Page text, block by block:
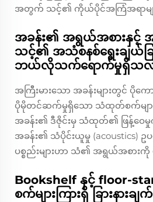
အတွက် သင့်၏ ကိုယ်ပိုင်အကြံအရာမျာ
အခန်း၏ အရွယ်အစားနှင့်
သင့်၏ အသံစနစ်ရွေးချယ်
ဘယ်လိုသက်ရောက်မှုရှိသ
အကြီးမားသော အခန်းများတွင် ပိုက
ပိုမိုတင်ဆက်မှုရှိသော သံထုတ်စက်မျ
အခန်း၏ ဒီဇိုင်းမှ သံထုတ်၏ ဖြန့်ဝေမှု
အခန်း၏ သံပိုင်းယူမှု (acoustics)
ပစ္စည်းများဟာ သံ၏ အရွယ်အစား
Bookshelf နှင့် floor-
စက်များကြားရှိ ခြားနားခ